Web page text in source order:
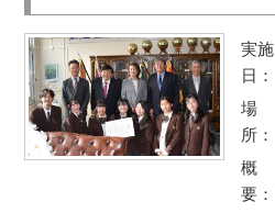
実施
日：
場
所：
概
要：